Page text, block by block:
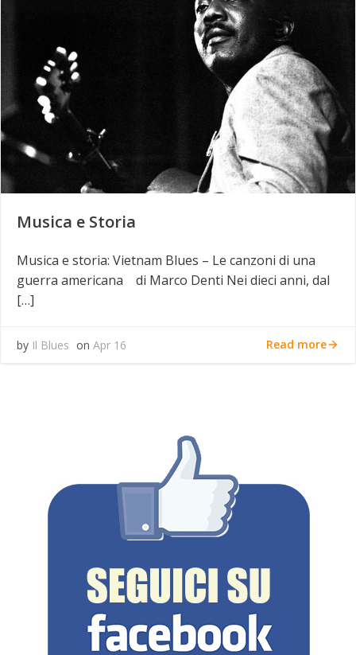
Musica e Storia
Musica e storia: Vietnam Blues – Le canzoni di una
guerra americana di Marco Denti Nei dieci anni, dal
[…]
by Il Blues on Apr 16 Read more